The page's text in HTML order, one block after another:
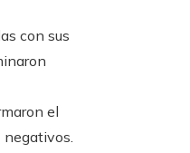
con sus
el
negativos.